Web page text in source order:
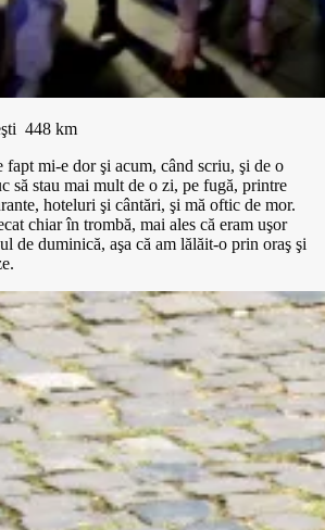
448 km
mi-e dor şi acum, când scriu, şi de o
să stau mai mult de o zi, pe fugă, printre
hoteluri şi cântări, şi mă oftic de mor.
chiar în trombă, mai ales că eram uşor
de duminică, aşa că am lălăit-o prin oraş şi